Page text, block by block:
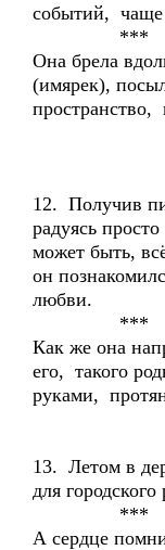
событий, чаще
***
Она брела
(имярек),
пространство,
12. Получив
радуясь
может быть,
он
любви.
***
Как же она
его, такого
руками,
13. Летом в
для
***
А сердце